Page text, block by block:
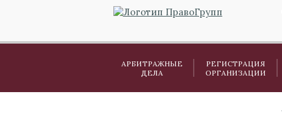
АРБИТРАЖНЫЕ
ДЕЛА
РЕГИСТРАЦИЯ
ОРГАНИЗАЦИИ